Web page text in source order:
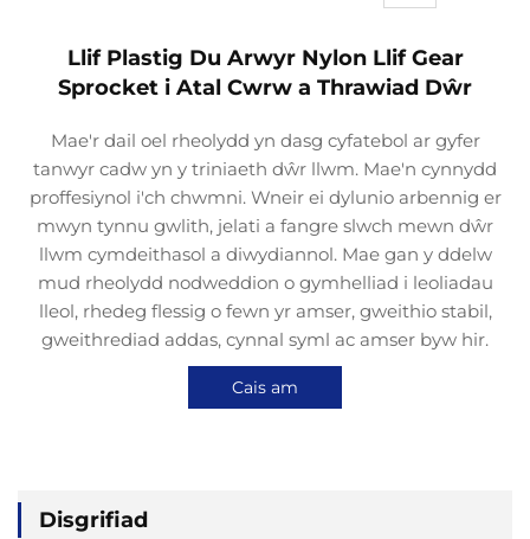
Llif Plastig Du Arwyr Nylon Llif Gear
Sprocket i Atal Cwrw a Thrawiad Dŵr
Mae'r dail oel rheolydd yn dasg cyfatebol ar gyfer
tanwyr cadw yn y triniaeth dŵr llwm. Mae'n cynnydd
proffesiynol i'ch chwmni. Wneir ei dylunio arbennig er
mwyn tynnu gwlith, jelati a fangre slwch mewn dŵr
llwm cymdeithasol a diwydiannol. Mae gan y ddelw
mud rheolydd nodweddion o gymhelliad i leoliadau
lleol, rhedeg flessig o fewn yr amser, gweithio stabil,
gweithrediad addas, cynnal syml ac amser byw hir.
Cais am
Disgrifiad